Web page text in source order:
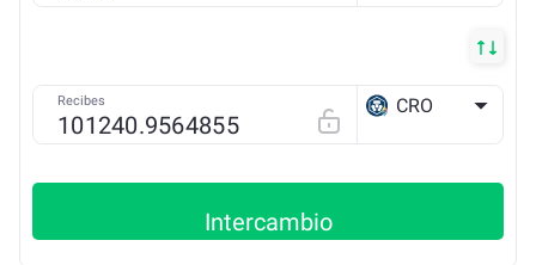
Recibes CRO
Intercambio